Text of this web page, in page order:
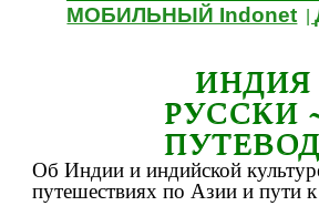
МОБИЛЬНЫЙ Indonet |
ИНДИЯ
РУССКИ
Об Индии и индийской
путешествиях по Азии и пути к